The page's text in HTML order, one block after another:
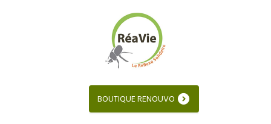
BOUTIQUE RENOUVO